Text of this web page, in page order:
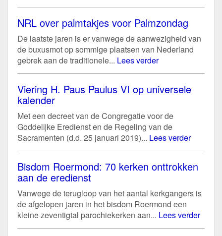
NRL over palmtakjes voor Palmzondag
De laatste jaren is er vanwege de aanwezigheid van
de buxusmot op sommige plaatsen van Nederland
gebrek aan de traditionele... Lees verder
Viering H. Paus Paulus VI op universele
kalender
Met een decreet van de Congregatie voor de
Goddelijke Eredienst en de Regeling van de
Sacramenten (d.d. 25 januari 2019)... Lees verder
Bisdom Roermond: 70 kerken onttrokken
aan de eredienst
Vanwege de terugloop van het aantal kerkgangers is
de afgelopen jaren in het bisdom Roermond een
kleine zeventigtal parochiekerken aan... Lees verder